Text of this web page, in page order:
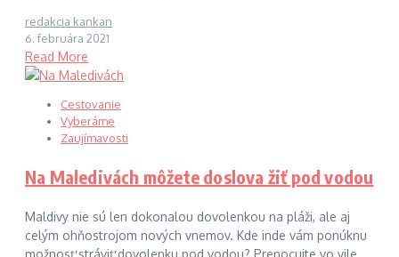
redakcia kankan
6. februára 2021
Read More
Cestovanie
Vyberáme
Zaujímavosti
Na Maledivách môžete doslova žiť pod vodou
Maldivy nie sú len dokonalou dovolenkou na pláži, ale aj
celým ohňostrojom nových vnemov. Kde inde vám ponúknu
možnosť stráviť dovolenku pod vodou? Prenocujte vo vile